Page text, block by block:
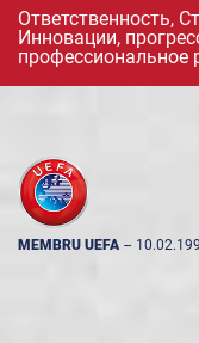
Ответственность,
Инновации,
профессиональное
MEMBRU UEFA --